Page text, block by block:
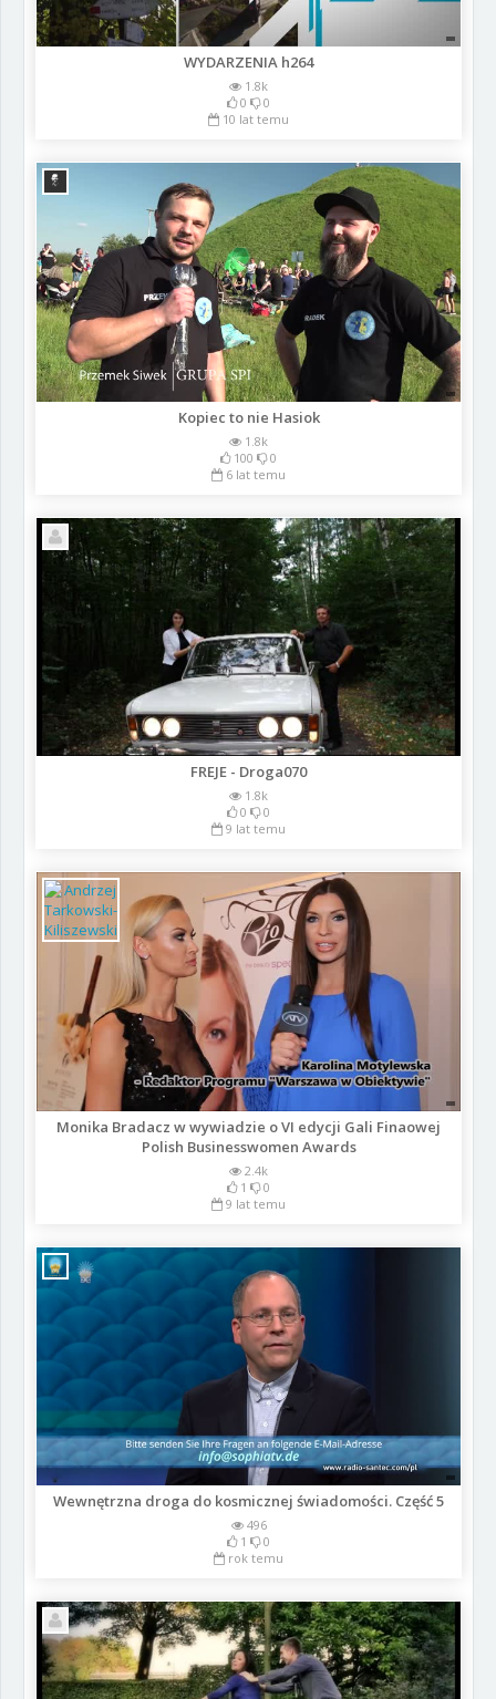
WYDARZENIA h264
1.8k
0
0
10 lat temu
Kopiec to nie Hasiok
1.8k
100
0
6 lat temu
FREJE - Droga070
1.8k
0
0
9 lat temu
Monika Bradacz w wywiadzie o VI edycji Gali Finaowej
Polish Businesswomen Awards
2.4k
1
0
9 lat temu
Wewnętrzna droga do kosmicznej świadomości. Część 5
496
1
0
rok temu